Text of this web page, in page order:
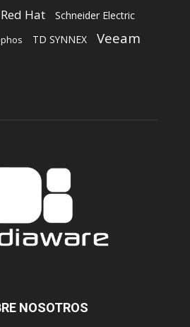
Red Hat Schneider Electric
TD SYNNEX Veeam
NOSOTROS